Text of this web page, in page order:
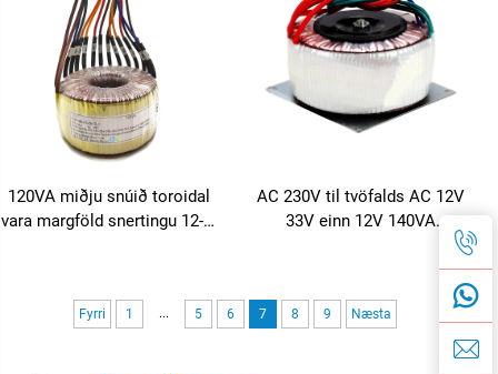
fyrir PCB
120VA miðju snúið toroidal
vara margföld snertingu 12-0-
AC 230V til tvöfalds AC 12V
33V einn 12V 140VA
fyrirspennubretti Tónborð
Rafhljóðvél
Fyrri 1 ... 5 6 7 8 9 Næsta